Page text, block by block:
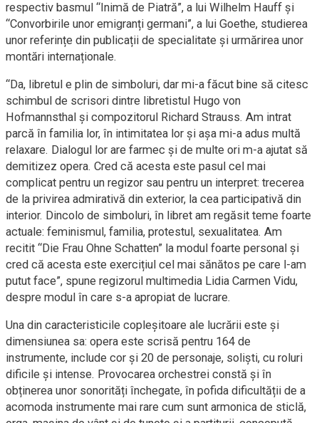
respectiv basmul “Inimă de Piatră”, a lui Wilhelm Hauff și
“Convorbirile unor emigranți germani”, a lui Goethe, studierea
unor referințe din publicații de specialitate și urmărirea unor
montări internaționale.
“Da, libretul e plin de simboluri, dar mi-a făcut bine să citesc
schimbul de scrisori dintre libretistul Hugo von
Hofmannsthal și compozitorul Richard Strauss. Am intrat
parcă în familia lor, în intimitatea lor și așa mi-a adus multă
relaxare. Dialogul lor are farmec și de multe ori m-a ajutat să
demitizez opera. Cred că acesta este pasul cel mai
complicat pentru un regizor sau pentru un interpret: trecerea
de la privirea admirativă din exterior, la cea participativă din
interior. Dincolo de simboluri, în libret am regăsit teme foarte
actuale: feminismul, familia, protestul, sexualitatea. Am
recitit “Die Frau Ohne Schatten” la modul foarte personal și
cred că acesta este exercițiul cel mai sănătos pe care l-am
putut face”, spune regizorul multimedia Lidia Carmen Vidu,
despre modul în care s-a apropiat de lucrare.
Una din caracteristicile copleșitoare ale lucrării este și
dimensiunea sa: opera este scrisă pentru 164 de
instrumente, include cor și 20 de personaje, soliști, cu roluri
dificile și intense. Provocarea orchestrei constă și în
obținerea unor sonorități închegate, în pofida dificultății de a
acomoda instrumente mai rare cum sunt armonica de sticlă,